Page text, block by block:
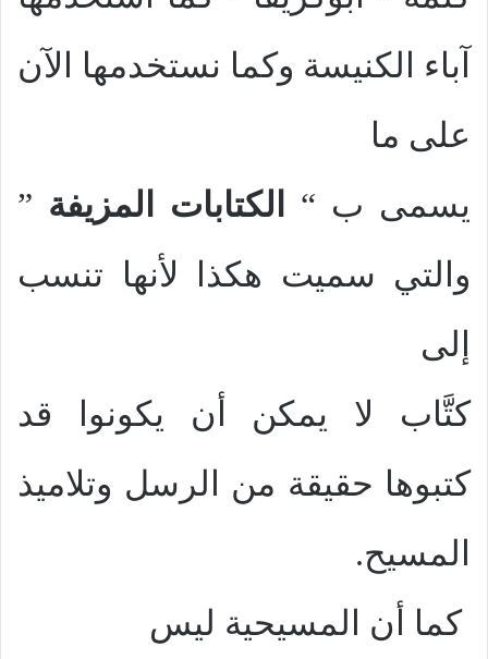
آباء الكنيسة وكما نستخدمها الآن
على ما
يسمى ب “ الكتابات المزيفة ”
والتي سميت هكذا لأنها تنسب
إلى
كتَّاب لا يمكن أن يكونوا قد
كتبوها حقيقة من الرسل وتلاميذ
المسيح.
كما أن المسيحية ليس